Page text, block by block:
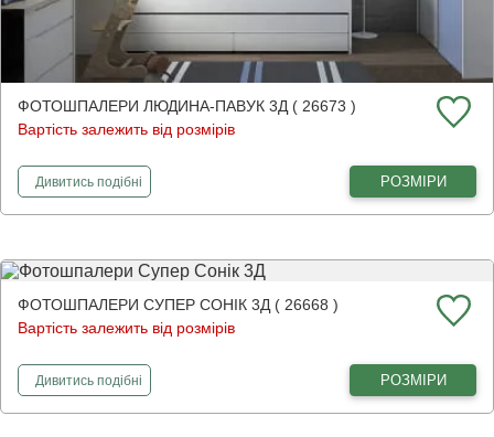
ФОТОШПАЛЕРИ ЛЮДИНА-ПАВУК 3Д ( 26673 )
Вартість залежить від розмірів
Дивитисьфотошпалери
подібні РОЗМІРИ
ФОТОШПАЛЕРИ СУПЕР СОНІК 3Д ( 26668 )
Вартість залежить від розмірів
Дивитисьфотошпалери
подібні РОЗМІРИ